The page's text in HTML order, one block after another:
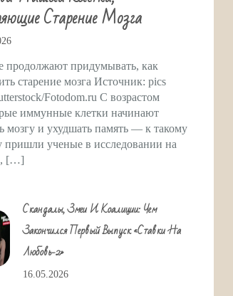
Старение Мозга
продолжают придумывать, как
старение мозга Источник: pics
Fotodom.ru С возрастом
иммунные клетки начинают
мозгу и ухудшать память — к такому
пришли ученые в исследовании на
[…]
Скандалы, Змеи И Коалиции: Чем
Закончился Первый Выпуск «Ставки На
Любовь-2»
16.05.2026